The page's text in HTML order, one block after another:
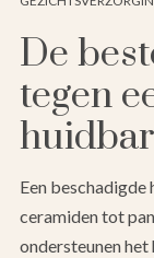
De
tegen
Een beschadigde
ceramiden tot
ondersteunen het